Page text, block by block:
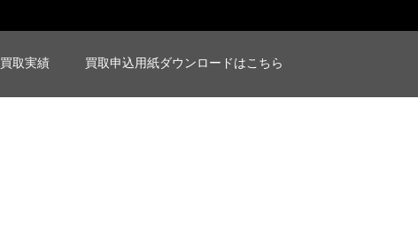
買取実績 買取申込用紙ダウンロードはこちら